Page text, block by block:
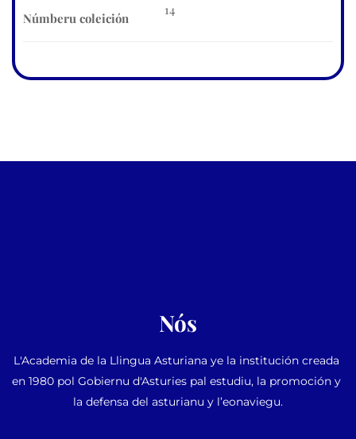
Númberu coleición
14
Nós
L'Academia de la Llingua Asturiana ye la institución creada
en 1980 pol Gobiernu d'Asturies pal estudiu, la promoción y
la defensa del asturianu y l’eonaviegu.